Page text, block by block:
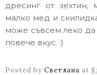
дресинг от зехтин,
малко мед и
може съвсем леко да
повече вкус. :)
Posted by Светлана at